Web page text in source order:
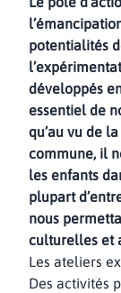
potentialités
développés
essentiel de
qu’au vu de
commune, il
les enfants
plupart
nous
culturelles et
Les ateliers
Des activités